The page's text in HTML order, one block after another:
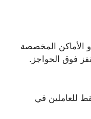
الأماكن المخصصة
فوق الحواجز.
للعاملين في